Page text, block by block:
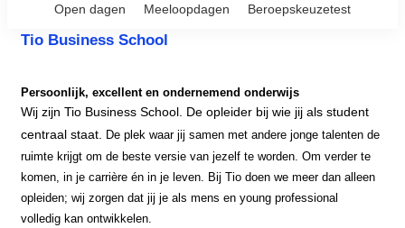
Open dagen Meeloopdagen Beroepskeuzetest
Tio Business School
Persoonlijk, excellent en ondernemend onderwijs
Wij zijn Tio Business School. De opleider bij wie jij als student
centraal staat. De plek waar jij samen met andere jonge talenten de
ruimte krijgt om de beste versie van jezelf te worden. Om verder te
komen, in je carrière én in je leven. Bij Tio doen we meer dan alleen
opleiden; wij zorgen dat jij je als mens en young professional
volledig kan ontwikkelen.